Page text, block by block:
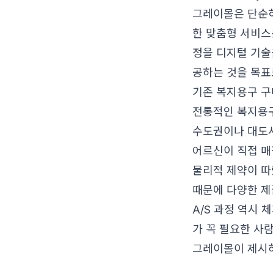
그레이몰은 단순
한 맞춤형 서비
정을 디지털 기
공하는 것을 목
기존 복지용구
전통적인 복지용
수도권이나 대도
어르신이 직접
물리적 제약이
때문에 다양한
A/S 과정 역시
가 꼭 필요한 사
그레이몰이 제시